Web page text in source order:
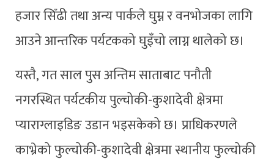
हजार सिँढी तथा अन्य पार्कले घुम्न र वनभोजका लागि
आउने आन्तरिक पर्यटकको घुइँचो लाग्न थालेको छ।
यस्तै, गत साल पुस अन्तिम साताबाट पनौती
नगरस्थित पर्यटकीय पुल्चोकी-कुशादेवी क्षेत्रमा
प्याराग्लाइडिङ उडान भइसकेको छ। प्राधिकरणले
काभ्रेको फुल्चोकी-कुशादेवी क्षेत्रमा स्थानीय फुल्चोकी